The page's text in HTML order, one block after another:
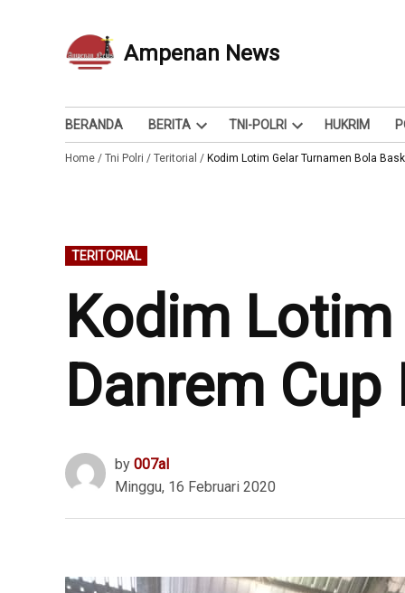
Ampenan News
Berita dan Info
BERANDA BERITA
Open
dropdown
TNI-POLRI
Open
dropdown
HUKRIM
Home / Tni Polri / Teritorial / Kodim Lotim Gelar Turnamen Bola
POSTED
IN
TERITORIAL
Kodim Lotim
Danrem Cup
by 007al
Minggu, 16 Februari 2020